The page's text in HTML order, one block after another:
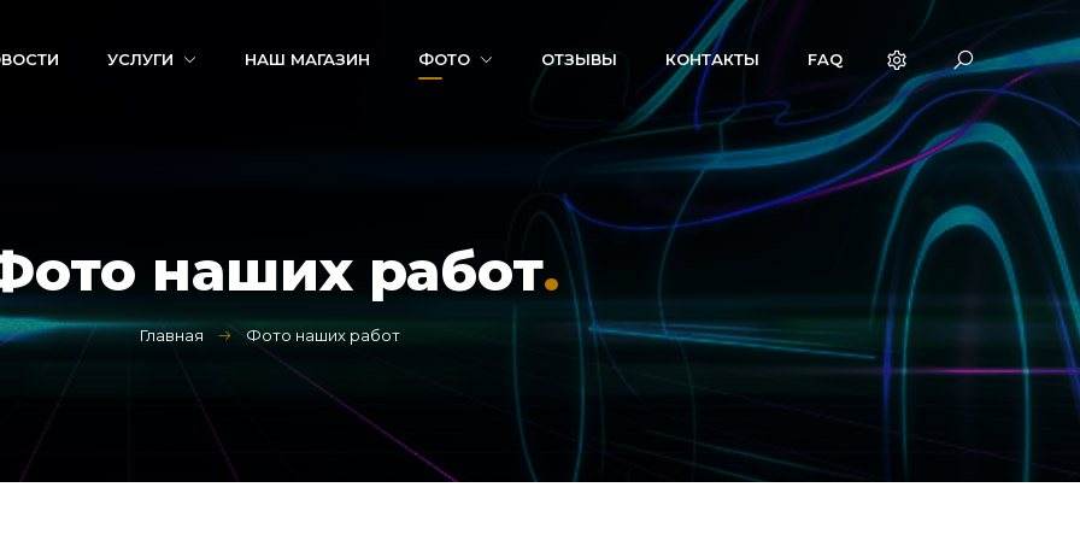
УСЛУГИ НАШ МАГАЗИН ФОТО ОТЗЫВЫ КОНТАКТЫ FAQ
наших работ.
Главная Фото наших работ